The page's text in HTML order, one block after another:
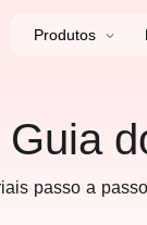
Produtos
Guia
passo a